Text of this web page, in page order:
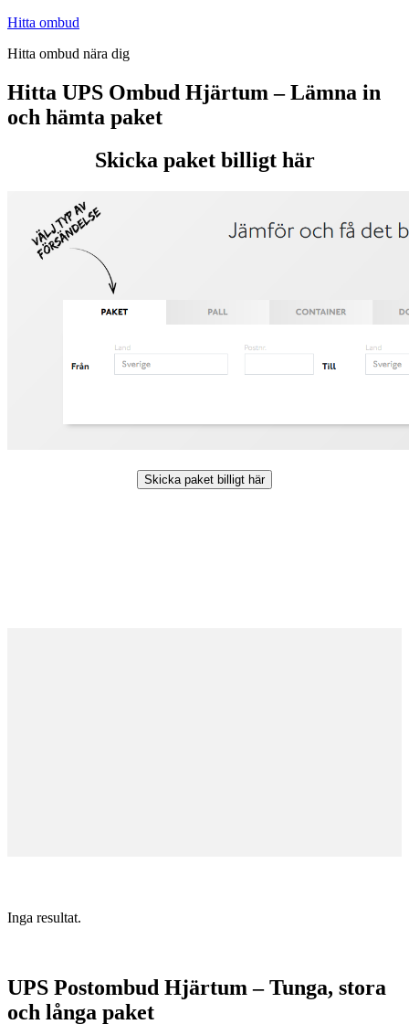
Hoppa
innehåll
Hitta ombud
Hitta ombud nära dig
Hitta UPS Ombud Hjärtum – Lämna in
och hämta paket
Skicka paket billigt här
Skicka paket billigt här
Inga resultat.
UPS Postombud Hjärtum – Tunga, stora
och långa paket